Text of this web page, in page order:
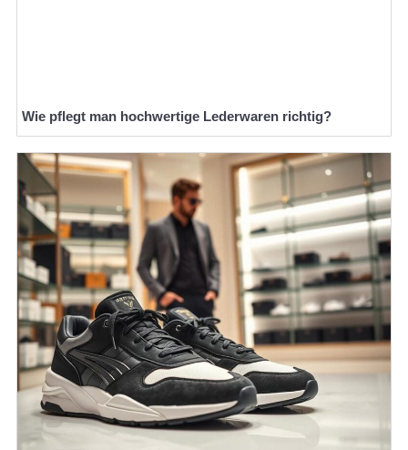
Wie pflegt man hochwertige Lederwaren richtig?